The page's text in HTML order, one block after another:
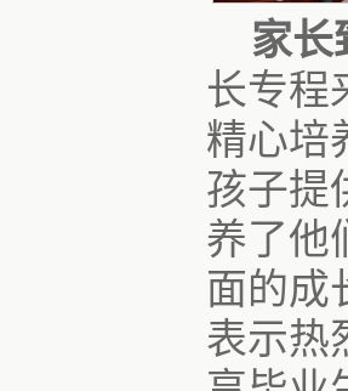
家长
长专程
精心培
孩子提
养了他
面的成
表示热